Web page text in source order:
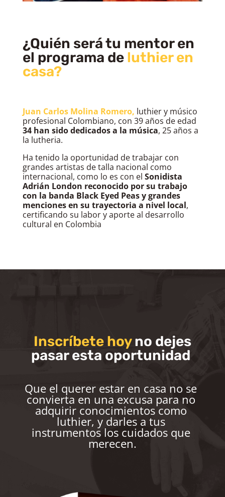
¿Quién será tu mentor en
el programa deluthier en
casa?
Juan Carlos Molina Romero, luthier y músico
34 han sido dedicados a la música, 25 años a
la lutheria.
Ha tenido la oportunidad de trabajar con
grandes artistas de talla nacional como
internacional, como lo es con el Sonidista
Adrián London reconocido por su trabajo
con la banda Black Eyed Peas y grandes
menciones en su trayectoria a nivel local,
certificando su labor y aporte al desarrollo
cultural en Colombia
Inscríbete hoyno dejes
pasar esta oportunidad
Que el querer estar en casa no se
convierta en una excusa para no
adquirir conocimientos como
luthier, y darles a tus
instrumentos los cuidados que
merecen.